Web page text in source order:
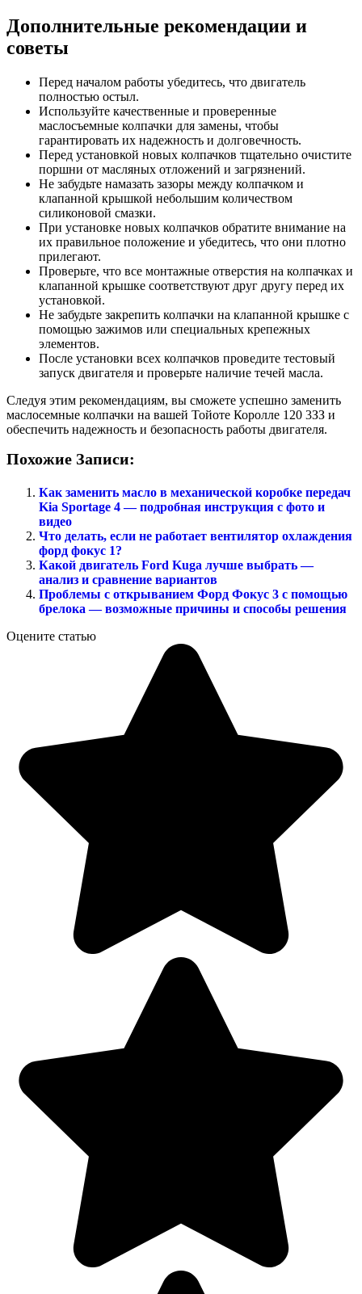
Дополнительные рекомендации и
советы
Перед началом работы убедитесь, что двигатель
полностью остыл.
Используйте качественные и проверенные
маслосъемные колпачки для замены, чтобы
гарантировать их надежность и долговечность.
Перед установкой новых колпачков тщательно очистите
поршни от масляных отложений и загрязнений.
Не забудьте намазать зазоры между колпачком и
клапанной крышкой небольшим количеством
силиконовой смазки.
При установке новых колпачков обратите внимание на
их правильное положение и убедитесь, что они плотно
прилегают.
Проверьте, что все монтажные отверстия на колпачках и
клапанной крышке соответствуют друг другу перед их
установкой.
Не забудьте закрепить колпачки на клапанной крышке с
помощью зажимов или специальных крепежных
элементов.
После установки всех колпачков проведите тестовый
запуск двигателя и проверьте наличие течей масла.
Следуя этим рекомендациям, вы сможете успешно заменить
маслосемные колпачки на вашей Тойоте Королле 120 3ЗЗ и
обеспечить надежность и безопасность работы двигателя.
Похожие Записи:
Как заменить масло в механической коробке передач
Kia Sportage 4 — подробная инструкция с фото и
видео
Что делать, если не работает вентилятор охлаждения
форд фокус 1?
Какой двигатель Ford Kuga лучше выбрать —
анализ и сравнение вариантов
Проблемы с открыванием Форд Фокус 3 с помощью
брелока — возможные причины и способы решения
Оцените статью